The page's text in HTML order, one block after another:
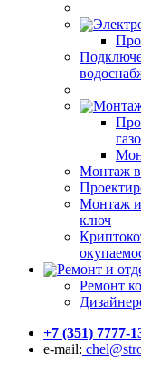
Монтаж
Монтаж
ключ
Ремонт и
Ремонт
+7 (351) 7777-
e-mail: